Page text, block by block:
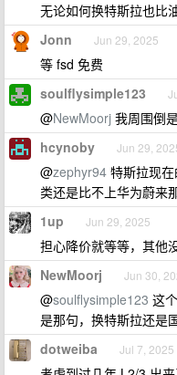
无论如何换特斯拉也比
Jonn Jun 29, 2025
等 fsd 免费
soulflysimple123
@NewMoorj 我周围倒
hcynoby Jun 29,
@zephyr94 特斯拉现
类还是比不上华为蔚来
1up Jun 29, 2025
担心降价就等等，其他
NewMoorj Jun 30,
@soulflysimple123 这
是那句，换特斯拉还是
dotweiba Jul 7,